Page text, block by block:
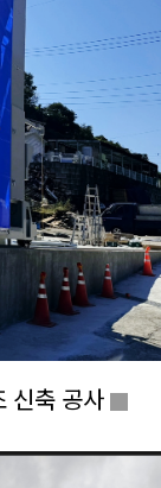
신축 공사